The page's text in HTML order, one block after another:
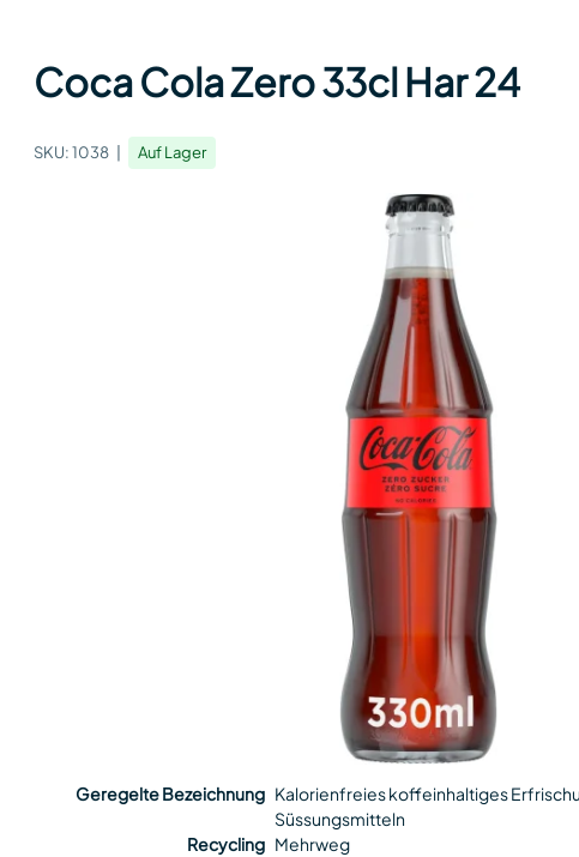
Coca Cola Zero 33cl Har 24
SKU:1038 Auf Lager
Geregelte Bezeichnung Kalorienfreies koffeinhaltiges
Süssungsmitteln
Recycling Mehrweg